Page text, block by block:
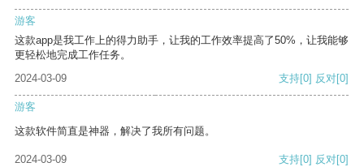
游客
这款app是我工作上的得力助手，让我的工作效率提高了50%，让我能够
更轻松地完成工作任务。
2024-03-09
支持[0] 反对[0]
游客
这款软件简直是神器，解决了我所有问题。
2024-03-09 支持[0] 反对[0]